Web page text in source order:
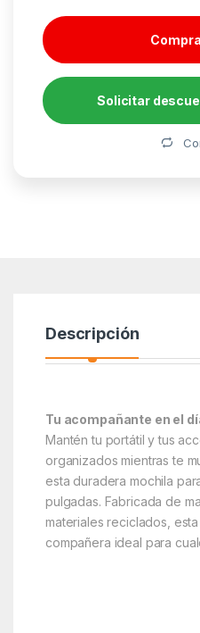
Solicitar
Descripción
Tu acompañante en el
Mantén tu portátil y tus
organizados mientras te
esta duradera mochila
pulgadas. Fabricada de
materiales reciclados,
compañera ideal para